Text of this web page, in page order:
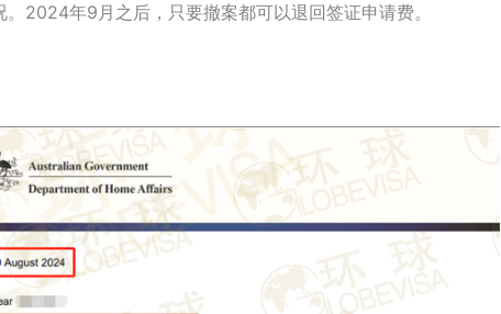
。2024年9月之后，只要撤案都可以退回签证申请费。